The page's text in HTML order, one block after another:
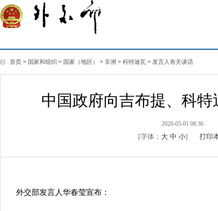
首页 > 国家和组织 > 国家（地区） > 非洲 > 科特迪瓦 > 发言人有关谈话
中国政府向吉布提、科
2020-05-01 08:36
[字体： 大 中 小] 打印
外交部发言人华春莹宣布：